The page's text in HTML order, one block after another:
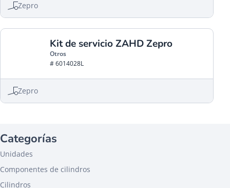
Zepro
Kit de servicio ZAHD Zepro
Otros
# 6014028L
Zepro
Categorías
Unidades
Componentes de cilindros
Cilindros